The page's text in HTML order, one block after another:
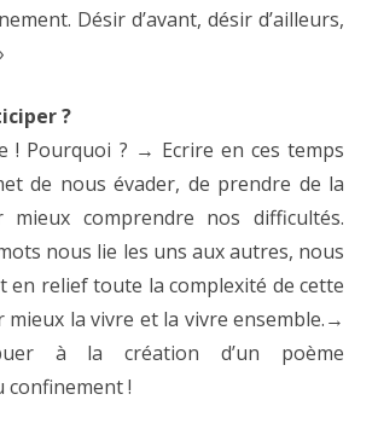
Désir d’avant, désir d’ailleurs,
?
! Pourquoi ? → Ecrire en ces temps
de nous évader, de prendre de la
mieux comprendre nos difficultés.
nous lie les uns aux autres, nous
en relief toute la complexité de cette
la vivre et la vivre ensemble.→
à la création d’un poème
confinement !